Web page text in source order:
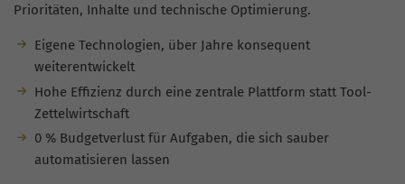
Prioritäten, Inhalte und technische Optimierung.
Eigene Technologien, über Jahre konsequent
weiterentwickelt
Hohe Effizienz durch eine zentrale Plattform statt Tool-
Zettelwirtschaft
0 % Budgetverlust für Aufgaben, die sich sauber
automatisieren lassen